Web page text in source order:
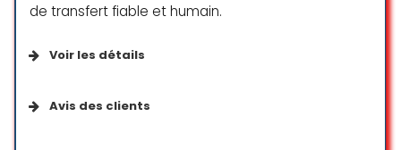
de transfert fiable et humain.
Voir les détails
Avis des clients